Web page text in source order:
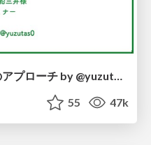
DXを妨げる要因と実現へのアプローチ by @yuzutas0 / 20211022
55 47k